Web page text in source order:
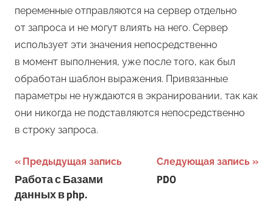
переменные отправляются на сервер отдельно
от запроса и не могут влиять на него. Сервер
использует эти значения непосредственно
в момент выполнения, уже после того, как был
обработан шаблон выражения. Привязанные
параметры не нуждаются в экранировании, так как
они никогда не подставляются непосредственно
в строку запроса.
Навигация
по
Предыдущая запись
Работа с Базами
данных в php.
Следующая запись
PDO